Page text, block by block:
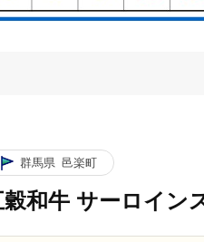
群馬県 邑楽町
穀和牛 サーロイン